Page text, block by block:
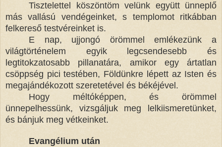
Tisztelettel köszöntöm velünk együtt ünneplő
más vallású vendégeinket, s templomot ritkábban
felkereső testvéreinket is.
E nap, ujjongó örömmel emlékezünk a
világtörténelem egyik legcsendesebb és
legtitokzatosabb pillanatára, amikor egy ártatlan
csöppség pici testében, Földünkre lépett az Isten és
megajándékozott szeretetével és békéjével.
Hogy méltóképpen, és örömmel
ünnepelhessünk, vizsgáljuk meg lelkiismeretünket,
és bánjuk meg vétkeinket.
Evangélium után